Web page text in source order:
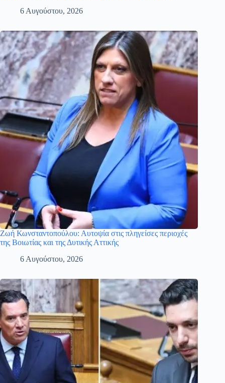
6 Αυγούστου, 2026
Ζωή Κωνσταντοπούλου: Αυτοψία στις πληγείσες περιοχές
της Βοιωτίας και της Δυτικής Αττικής
6 Αυγούστου, 2026